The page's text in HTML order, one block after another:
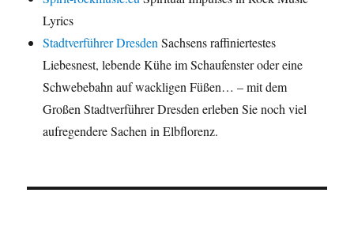
Lyrics
Stadtverführer Dresden Sachsens raffiniertestes
Liebesnest, lebende Kühe im Schaufenster oder eine
Schwebebahn auf wackligen Füßen… – mit dem
Großen Stadtverführer Dresden erleben Sie noch viel
aufregendere Sachen in Elbflorenz.